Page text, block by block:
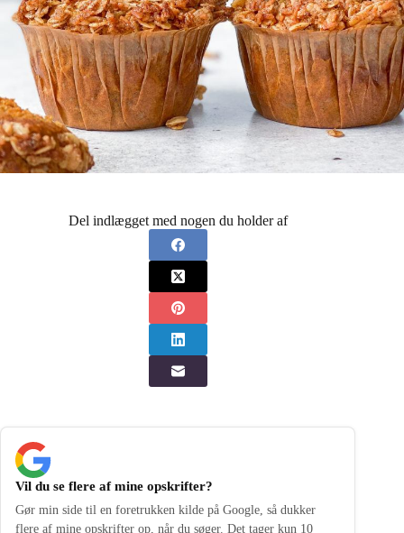
Del indlægget med nogen du holder af
Vil du se flere af mine opskrifter?
Gør min side til en foretrukken kilde på Google, så dukker
flere af mine opskrifter op, når du søger. Det tager kun 10